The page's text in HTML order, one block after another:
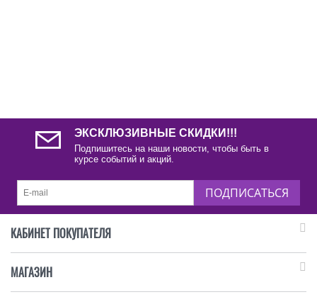
ЭКСКЛЮЗИВНЫЕ СКИДКИ!!!
Подпишитесь на наши новости, чтобы быть в
курсе событий и акций.
ПОДПИСАТЬСЯ
КАБИНЕТ ПОКУПАТЕЛЯ
МАГАЗИН